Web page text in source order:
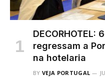
regressam a
na hotelaria
BY VEJA PORTUGAL